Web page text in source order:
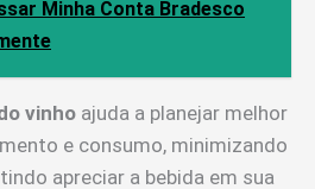
Minha Conta Bradesco
vinho ajuda a planejar melhor
e consumo, minimizando
apreciar a bebida em sua